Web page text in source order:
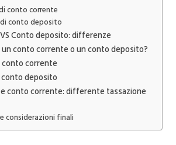
conto corrente
conto deposito
Conto deposito: differenze
conto corrente o un conto deposito?
corrente
deposito
conto corrente: differente tassazione
considerazioni finali